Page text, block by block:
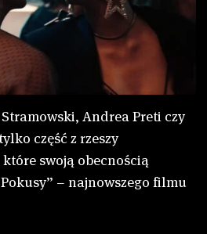
Andrea Preti czy
część z rzeszy
swoją obecnością
– najnowszego filmu